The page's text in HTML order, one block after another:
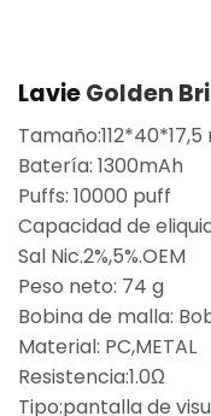
LavieGolden
Batería: 1300mAh
Puffs: 10000 puff
Capacidad de
Sal Nic.2%,5%.OEM
Peso neto: 74 g
Bobina de malla:
Material: PC,METAL
Resistencia:1.0Ω
Tipo:pantalla de